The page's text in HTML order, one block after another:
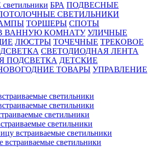
БРА ПОДВЕСНЫЕ
СВЕТИЛЬНИКИ
ТОРШЕРЫ СПОТЫ
ВАННУЮ КОМНАТУ УЛИЧНЫЕ
ЛЮСТРЫ ТОЧЕЧНЫЕ ТРЕКОВОЕ
СВЕТОДИОДНАЯ ЛЕНТА
ПОДСВЕТКА ДЕТСКИЕ
ТОВАРЫ УПРАВЛЕНИЕ
светильники
светильники
светильники
светильники
встраиваемые светильники
встраиваемые светильники